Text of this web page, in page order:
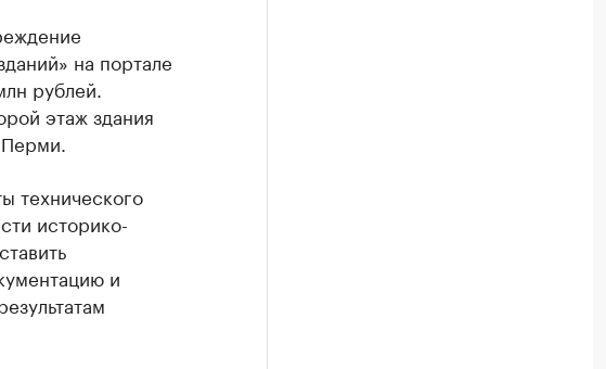
на портале
рублей.
этаж здания
технического
историко-
и